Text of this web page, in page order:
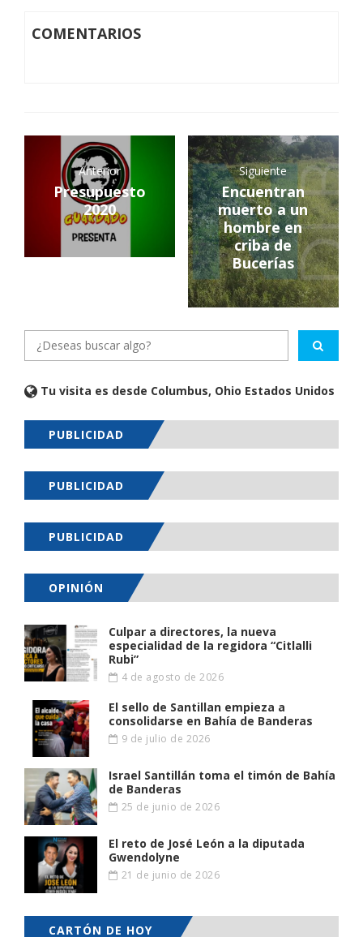
COMENTARIOS
Anterior
Presupuesto
2020
Siguiente
Encuentran
muerto a un
hombre en
criba de
Bucerías
Tu visita es desde Columbus, Ohio Estados Unidos
PUBLICIDAD
PUBLICIDAD
PUBLICIDAD
OPINIÓN
Culpar a directores, la nueva
especialidad de la regidora “Citlalli
Rubi”
4 de agosto de 2026
El sello de Santillan empieza a
consolidarse en Bahía de Banderas
9 de julio de 2026
Israel Santillán toma el timón de Bahía
de Banderas
25 de junio de 2026
El reto de José León a la diputada
Gwendolyne
21 de junio de 2026
CARTÓN DE HOY